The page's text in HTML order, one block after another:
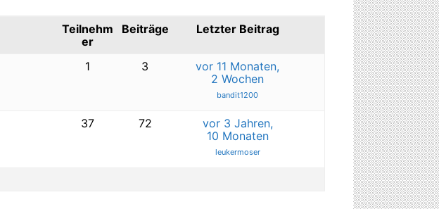
Teilnehm
er
Beiträge Letzter Beitrag
1 3
vor 11 Monaten,
2 Wochen
bandit1200
37 72
vor 3 Jahren,
10 Monaten
leukermoser